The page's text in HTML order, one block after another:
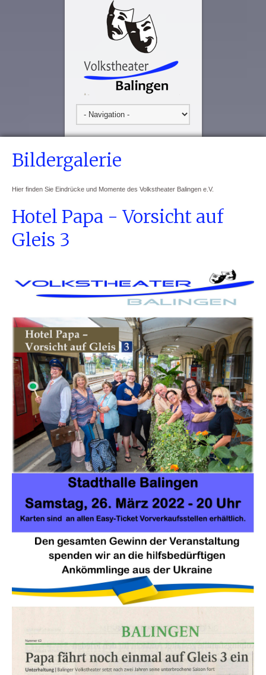
Bildergalerie
Hier finden Sie Eindrücke und Momente des Volkstheater Balingen e.V.
Hotel Papa - Vorsicht auf
Gleis 3